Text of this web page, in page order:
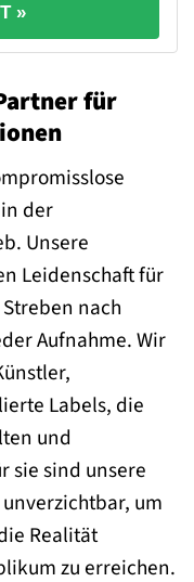
»
für
der
Unsere
Leidenschaft für
nach
Aufnahme. Wir
Labels, die
und
sie sind unsere
um
Realität
zu erreichen.